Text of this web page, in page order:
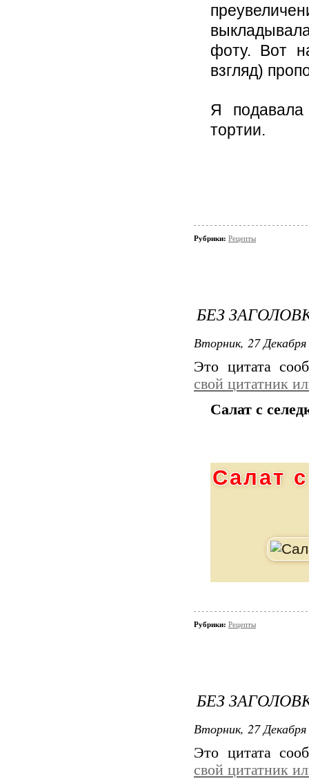
фоту. Вот
взгляд)
Я
тортии.
Рубрики: Рецепты
БЕЗ
Вторник, 27
Это цитата
свой цитатник
Салат с
Салат
Рубрики: Рецепты
БЕЗ
Вторник, 27
Это цитата
свой цитатник